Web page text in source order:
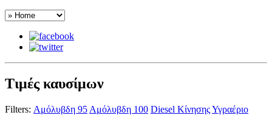
Τιμές καυσίμων
Filters: Αμόλυβδη 95 Αμόλυβδη 100 Diesel ΚίνησηςΥγραέριο